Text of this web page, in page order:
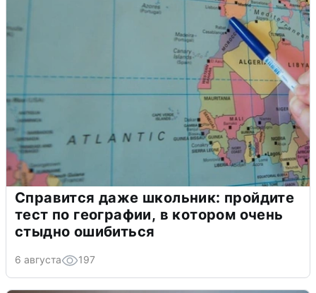
Справится даже школьник: пройдите
тест по географии, в котором очень
стыдно ошибиться
6 августа 197